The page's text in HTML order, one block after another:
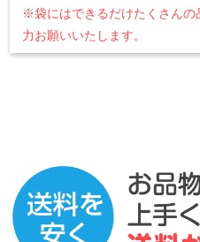
※袋にはできるだけたくさんの
力お願いいたします。